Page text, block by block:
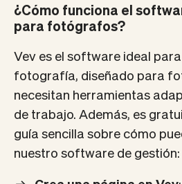
¿Cómo funciona el
para fotógrafos?
Vev es el software ideal
fotografía, diseñado para
necesitan herramientas
de trabajo. Además, es
guía sencilla sobre cómo
nuestro software de gestión: